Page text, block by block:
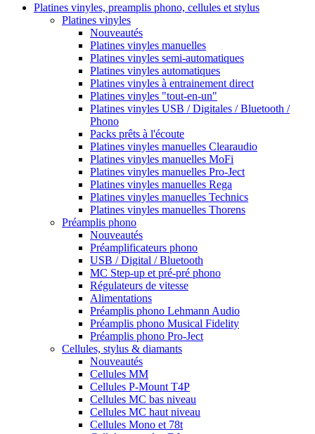
Platines vinyles, preamplis phono, cellules et stylus
Platines vinyles
Nouveautés
Platines vinyles manuelles
Platines vinyles semi-automatiques
Platines vinyles automatiques
Platines vinyles à entrainement direct
Platines vinyles "tout-en-un"
Platines vinyles USB / Digitales / Bluetooth /
Phono
Packs prêts à l'écoute
Platines vinyles manuelles Clearaudio
Platines vinyles manuelles MoFi
Platines vinyles manuelles Pro-Ject
Platines vinyles manuelles Rega
Platines vinyles manuelles Technics
Platines vinyles manuelles Thorens
Préamplis phono
Nouveautés
Préamplificateurs phono
USB / Digital / Bluetooth
MC Step-up et pré-pré phono
Régulateurs de vitesse
Alimentations
Préamplis phono Lehmann Audio
Préamplis phono Musical Fidelity
Préamplis phono Pro-Ject
Cellules, stylus & diamants
Nouveautés
Cellules MM
Cellules P-Mount T4P
Cellules MC bas niveau
Cellules MC haut niveau
Cellules Mono et 78t